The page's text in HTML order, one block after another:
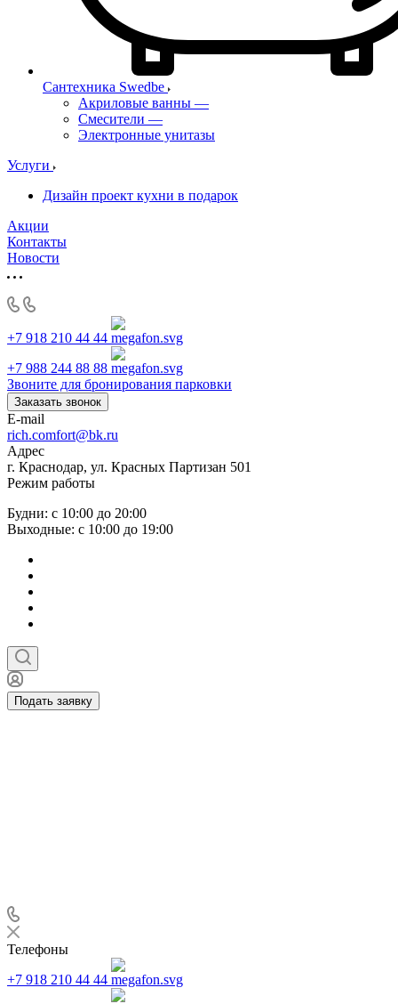
Сантехника Swedbe
Акриловые ванны —
Смесители —
Электронные унитазы
Услуги
Дизайн проект кухни в подарок
Акции
Контакты
Новости
+7 918 210 44 44
+7 988 244 88 88
Звоните для бронирования парковки
Заказать звонок
E-mail
rich.comfort@bk.ru
Адрес
г. Краснодар, ул. Красных Партизан 501
Режим работы
Будни: с 10:00 до 20:00
Выходные: с 10:00 до 19:00
Подать заявку
Телефоны
+7 918 210 44 44